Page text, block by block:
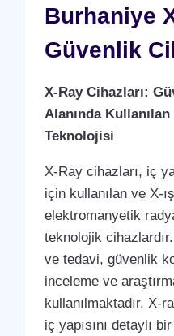
Burhaniye
Güvenlik
X-Ray Cihazları:
Alanında
Teknolojisi
X-Ray cihazları, iç
için kullanılan ve X-
elektromanyetik
teknolojik
ve tedavi, güvenlik
inceleme ve
kullanılmaktadır. X-
iç yapısını detaylı